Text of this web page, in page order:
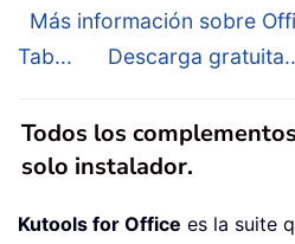
Más información sobre
Tab...
Descarga
Todos los
solo instalador.
Kutools for Office es la suite